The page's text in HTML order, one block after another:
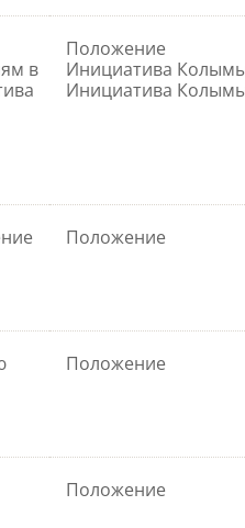
в
Положение
Инициатива
Инициатива
Положение
Положение
Положение